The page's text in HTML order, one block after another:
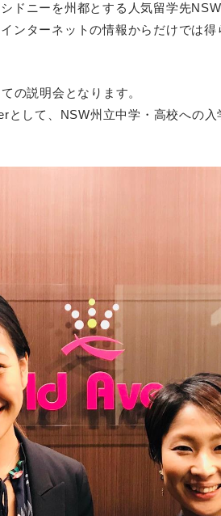
ドニーを州都とする人気留学先
ンターネットの情報からだけでは得
の説明会となります。
して、NSW州立中学・高校への